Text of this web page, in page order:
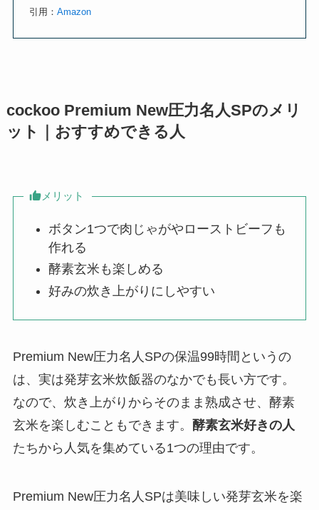
引用：Amazon
cockoo Premium New圧力名人SPのメリ
ット｜おすすめできる人
メリット
ボタン1つで肉じゃがやローストビーフも
作れる
酵素玄米も楽しめる
好みの炊き上がりにしやすい
Premium New圧力名人SPの保温99時間というの
は、実は発芽玄米炊飯器のなかでも長い方です。
なので、炊き上がりからそのまま熟成させ、酵素
玄米を楽しむこともできます。 酵素玄米好きの人
たちから人気を集めている1つの理由です。
Premium New圧力名人SPは美味しい発芽玄米を楽